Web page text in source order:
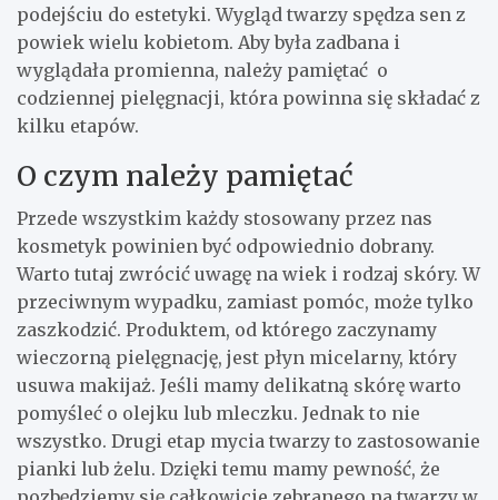
podejściu do estetyki. Wygląd twarzy spędza sen z
powiek wielu kobietom. Aby była zadbana i
wyglądała promienna, należy pamiętać o
codziennej pielęgnacji, która powinna się składać z
kilku etapów.
O czym należy pamiętać
Przede wszystkim każdy stosowany przez nas
kosmetyk powinien być odpowiednio dobrany.
Warto tutaj zwrócić uwagę na wiek i rodzaj skóry. W
przeciwnym wypadku, zamiast pomóc, może tylko
zaszkodzić. Produktem, od którego zaczynamy
wieczorną pielęgnację, jest płyn micelarny, który
usuwa makijaż. Jeśli mamy delikatną skórę warto
pomyśleć o olejku lub mleczku. Jednak to nie
wszystko. Drugi etap mycia twarzy to zastosowanie
pianki lub żelu. Dzięki temu mamy pewność, że